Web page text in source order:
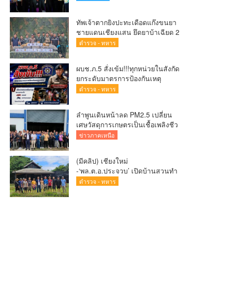
ทัพเจ้าตากยิงปะทะเดือดแก๊งขนยา
ชายแดนเชียงแสน ยึดยาบ้าเฉียด 2
ล้านเม็ด ซุกกระสอบฟางหนีมืด
ตำรวจ - ทหาร
ผบช.ภ.5 สั่งเข้ม!!!ทุกหน่วยในสังกัด
ยกระดับมาตรการป้องกันเหตุ
รุนแรงเพื่อความปลอดภัยของ
ตำรวจ - ทหาร
ลำพูนเดินหน้าลด PM2.5 เปลี่ยน
เศษวัสดุการเกษตรเป็นเชื้อเพลิงชีว
มวล ลดไฟป่า สร้างรายได้ชุมชน
ข่าวภาคเหนือ
(มีคลิป) เชียงใหม่
-‘พล.ต.อ.ประจวบ’ เปิดบ้านสวนทำ
นา-ปลูกวานิลลา ลดรายจ่ายแจกผู้
ตำรวจ - ทหาร